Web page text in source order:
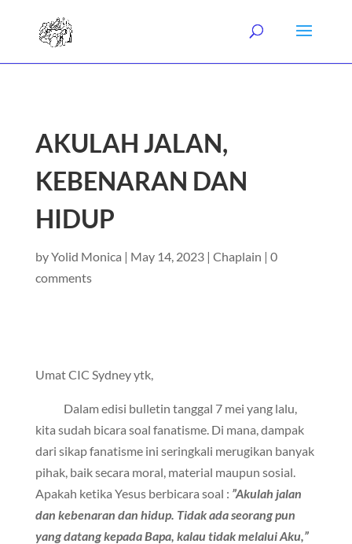
AKULAH JALAN,
KEBENARAN DAN
HIDUP
byYolid Monica | May 14, 2023| Chaplain | 0
comments
Umat CIC Sydney ytk,
Dalam edisi bulletin tanggal 7 mei yang lalu,
kita sudah bicara soal fanatisme. Di mana, dampak
dari sikap fanatisme ini seringkali merugikan banyak
pihak, baik secara moral, material maupun sosial.
Apakah ketika Yesus berbicara soal : ”Akulah jalan
dan kebenaran dan hidup. Tidak ada seorang pun
yang datang kepada Bapa, kalau tidak melalui Aku,”